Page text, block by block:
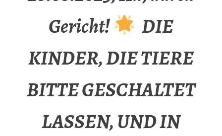
Gericht!
DIE
KINDER, DIE TIERE
BITTE GESCHALTET
LASSEN, UND IN